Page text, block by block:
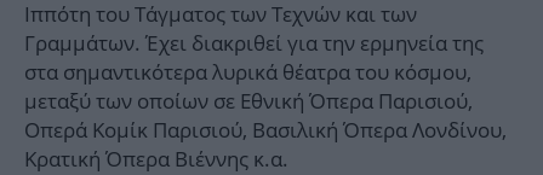
Ιππότη του Τάγματος των Τεχνών και των
Γραμμάτων. Έχει διακριθεί για την ερμηνεία της
στα σημαντικότερα λυρικά θέατρα του κόσμου,
μεταξύ των οποίων σε Εθνική Όπερα Παρισιού,
Οπερά Κομίκ Παρισιού, Βασιλική Όπερα Λονδίνου,
Κρατική Όπερα Βιέννης κ.α.